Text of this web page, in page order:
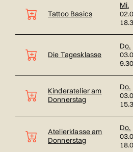
Tattoo Basics
Mi.
Die Tagesklasse
Do.
Kinderatelier am
Donnerstag
Do.
Atelierklasse am
Donnerstag
Do.